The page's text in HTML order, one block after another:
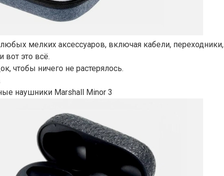
мелких аксессуаров, включая кабели, переходники,
вот это всё.
чтобы ничего не растерялось.
наушники Marshall Minor 3